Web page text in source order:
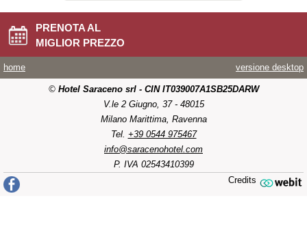
PRENOTA AL
MIGLIOR PREZZO
home versione desktop
©Hotel Saraceno srl - CIN IT039007A1SB25DARW
V.le 2 Giugno, 37 - 48015
Milano Marittima, Ravenna
Tel. +39 0544 975467
info@saracenohotel.com
P. IVA 02543410399
Credits